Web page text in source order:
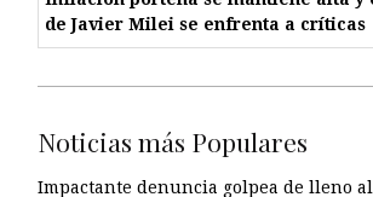
de Javier Milei se enfrenta a críticas
Noticias más Populares
Impactante denuncia golpea de lleno